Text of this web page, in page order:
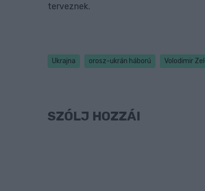
terveznek.
Ukrajna orosz-ukrán háború Volodimir
SZÓLJ HOZZÁ!